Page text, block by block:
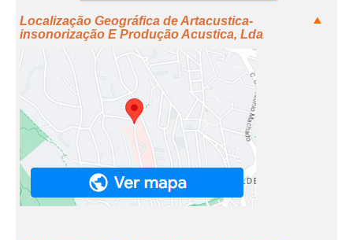
Localização Geográfica de Artacustica-
insonorização E Produção Acustica, Lda